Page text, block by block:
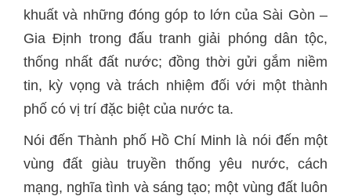
khuất và những đóng góp to lớn của Sài Gòn –
Gia Định trong đấu tranh giải phóng dân tộc,
thống nhất đất nước; đồng thời gửi gắm niềm
tin, kỳ vọng và trách nhiệm đối với một thành
phố có vị trí đặc biệt của nước ta.
Nói đến Thành phố Hồ Chí Minh là nói đến một
vùng đất giàu truyền thống yêu nước, cách
mạng, nghĩa tình và sáng tạo; một vùng đất luôn